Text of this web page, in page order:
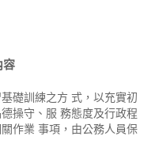
容
礎訓練之方 式，以充實初
操守、服 務態度及行政程
作業 事項，由公務人員保